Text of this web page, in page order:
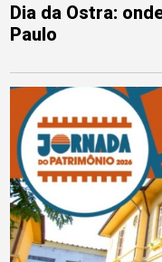
Dia da Ostra:
Paulo